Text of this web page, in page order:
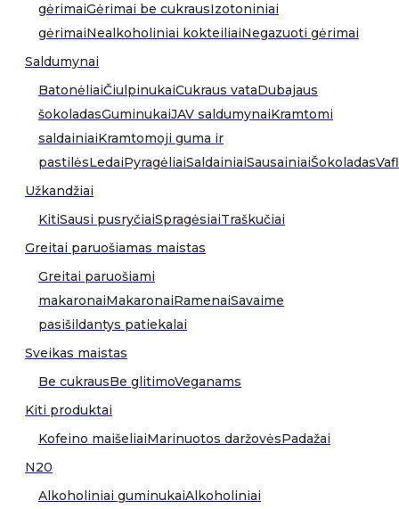
gėrimaiGėrimai be cukrausIzotoniniai
gėrimaiNealkoholiniai kokteiliaiNegazuoti gėrimai
Saldumynai
BatonėliaiČiulpinukaiCukraus vataDubajaus
šokoladasGuminukaiJAV saldumynaiKramtomi
saldainiaiKramtomoji guma ir
pastilėsLedaiPyragėliaiSaldainiaiSausainiaiŠokoladas
Užkandžiai
KitiSausi pusryčiaiSpragėsiaiTraškučiai
Greitai paruošiamas maistas
Greitai paruošiami
makaronaiMakaronaiRamenaiSavaime
pasišildantys patiekalai
Sveikas maistas
Be cukrausBe glitimoVeganams
Kiti produktai
Kofeino maišeliaiMarinuotos daržovėsPadažai
N20
Alkoholiniai guminukaiAlkoholiniai